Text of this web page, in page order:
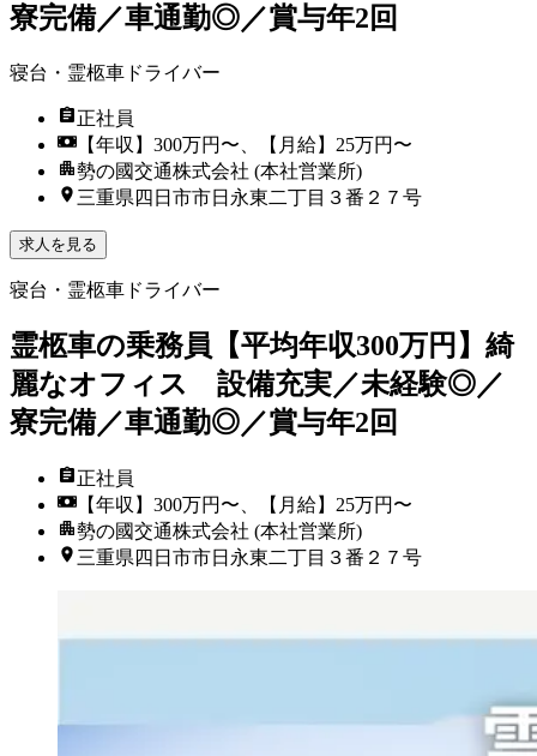
寮完備／車通勤◎／賞与年2回
寝台・霊柩車ドライバー
正社員
【年収】300万円〜、【月給】25万円〜
勢の國交通株式会社 (本社営業所)
三重県四日市市日永東二丁目３番２７号
求人を見る
寝台・霊柩車ドライバー
霊柩車の乗務員【平均年収300万円】綺
麗なオフィス 設備充実／未経験◎／
寮完備／車通勤◎／賞与年2回
正社員
【年収】300万円〜、【月給】25万円〜
勢の國交通株式会社 (本社営業所)
三重県四日市市日永東二丁目３番２７号